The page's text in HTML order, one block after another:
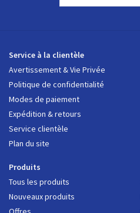
Service à la clientèle
Avertissement & Vie Privée
Politique de confidentialité
Modes de paiement
Expédition & retours
Service clientèle
Plan du site
Produits
Tous les produits
Nouveaux produits